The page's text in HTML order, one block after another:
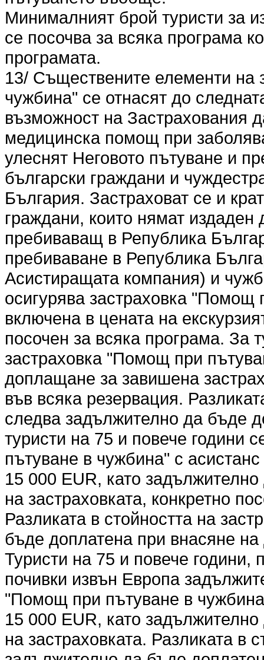
Минималният брой туристи за
се посочва за всяка програма
програмата.
13/ Съществените елементи на
чужбина" се отнасят до
възможност на Застрахования
медицинска помощ при
улеснят Неговото пътуване и
български граждани и
България. Застраховат се и
граждани, които нямат
пребиваващ в Република
пребиваване в Република
Асистиращата компания) и
осигурява застраховка "Помощ
включена в цената на
посочен за всяка програма. За
застраховка "Помощ при
доплащане за завишена
във всяка резервация.
следва задължително да бъде
туристи на 75 и повече години
пътуване в чужбина" с
15 000 EUR, като
на застраховката, конкретно
Разликата в стойността на
бъде доплатена при внасяне на
Туристи на 75 и повече
почивки извън Европа
"Помощ при пътуване в
15 000 EUR, като
на застраховката. Разликата в